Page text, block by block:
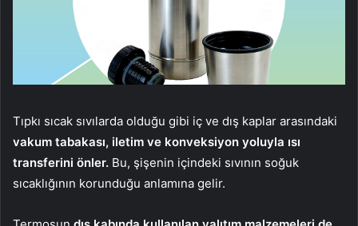
Tıpkı sıcak sıvılarda olduğu gibi iç ve dış kaplar arasındaki
vakum tabakası, iletim ve konveksiyon yoluyla ısı
transferini önler. Bu, şişenin içindeki sıvının soğuk
sıcaklığının korunduğu anlamına gelir.